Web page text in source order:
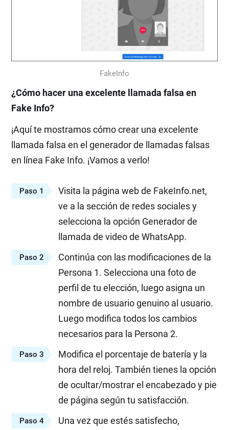
FakeInfo
¿Cómo hacer una excelente llamada falsa en
Fake Info?
¡Aquí te mostramos cómo crear una excelente
llamada falsa en el generador de llamadas falsas
en línea Fake Info. ¡Vamos a verlo!
Paso 1
Visita la página web de FakeInfo.net,
ve a la sección de redes sociales y
selecciona la opción Generador de
llamada de video de WhatsApp.
Paso 2
Continúa con las modificaciones de la
Persona 1. Selecciona una foto de
perfil de tu elección, luego asigna un
nombre de usuario genuino al usuario.
Luego modifica todos los cambios
necesarios para la Persona 2.
Paso 3
Modifica el porcentaje de batería y la
hora del reloj. También tienes la opción
de ocultar/mostrar el encabezado y pie
de página según tu satisfacción.
Paso 4
Una vez que estés satisfecho,